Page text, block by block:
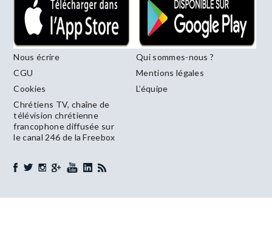
Nous écrire
Qui sommes-nous ?
CGU
Mentions légales
Cookies
L’équipe
Chrétiens TV, chaîne de
télévision chrétienne
francophone diffusée sur
le canal 246 de la Freebox